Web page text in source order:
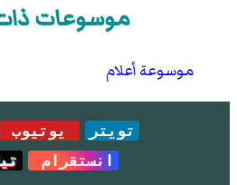
موسوعات
موسوعة أعلام
تويتر يوتيوب
انستقرام